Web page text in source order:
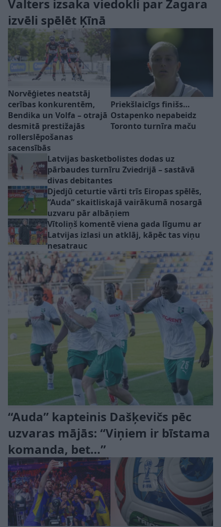
Valters izsaka viedokli par Žagara
izvēli spēlēt Ķīnā
Norvēģietes neatstāj
cerības konkurentēm,
Bendika un Volfa – otrajā
desmitā prestižajās
rollerslēpošanas
sacensībās
Priekšlaicīgs finišs…
Ostapenko nepabeidz
Toronto turnīra maču
Latvijas basketbolistes dodas uz
pārbaudes turnīru Zviedrijā – sastāvā
divas debitantes
Djedjū ceturtie vārti trīs Eiropas spēlēs,
“Auda” skaitliskajā vairākumā nosargā
uzvaru pār albāņiem
Vītoliņš komentē viena gada līgumu ar
Latvijas izlasi un atklāj, kāpēc tas viņu
nesatrauc
“Auda” kapteinis Dašķevičs pēc
uzvaras mājās: “Viņiem ir bīstama
komanda, bet…”